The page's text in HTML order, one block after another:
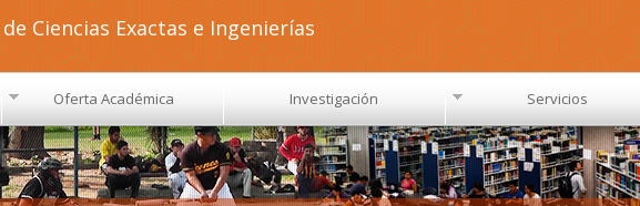
Ciencias Exactas e Ingenierías
Oferta Académica Investigación Servicios